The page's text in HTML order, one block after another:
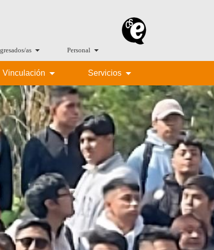
as Personal
Vinculación Servicios